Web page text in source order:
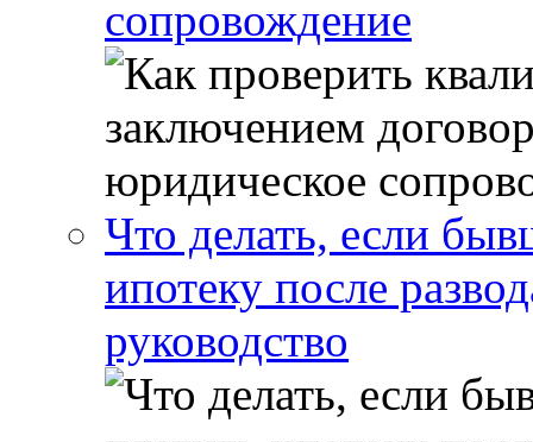
сопровождение
Что делать, если
ипотеку после
руководство